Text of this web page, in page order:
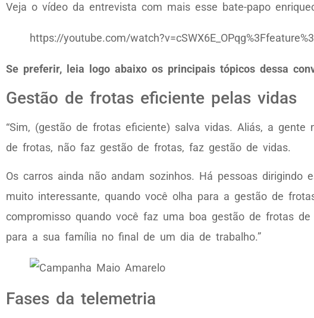
Veja o vídeo da entrevista com mais esse bate-papo
https://youtube.com/
Se preferir, leia logo abaixo os principais tópicos dessa
Gestão de frotas eficiente pelas vidas
“Sim, (gestão de frotas eficiente) salva vidas. Aliás, a
de frotas, não faz gestão de frotas, faz gestão de vidas.
Os carros ainda não andam sozinhos. Há pessoas dirigindo
muito interessante, quando você olha para a gestão de
compromisso quando você faz uma boa gestão de frotas
para a sua família no final de um dia de trabalho.”
Fases da telemetria